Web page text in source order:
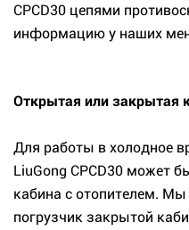
CPCD30 цепями
информацию у наших
Открытая или закрытая
Для работы в холодное
LiuGong CPCD30 может
кабина с отопителем.
погрузчик закрытой